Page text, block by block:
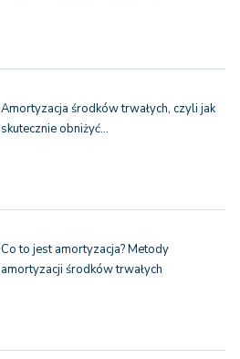
Amortyzacja środków trwałych, czyli jak
skutecznie obniżyć…
Co to jest amortyzacja? Metody
amortyzacji środków trwałych